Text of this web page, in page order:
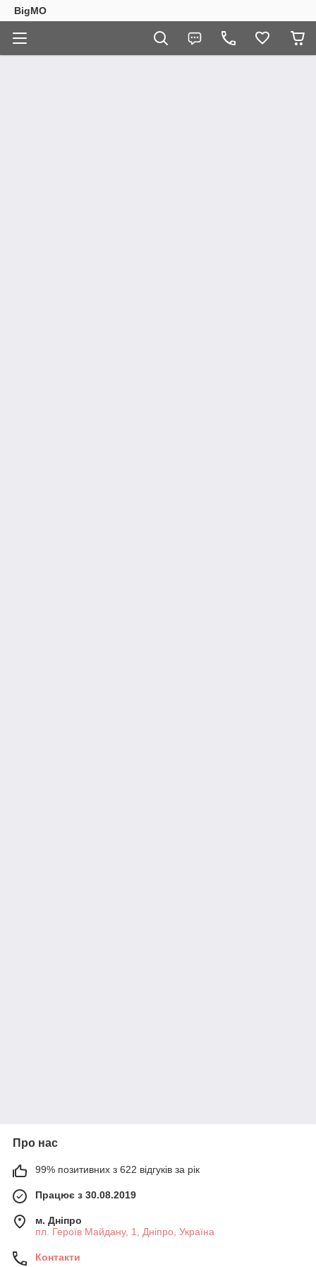
BigMO
Про нас
99% позитивних з 622 відгуків за рік
Працює з 30.08.2019
м. Дніпро
пл. Героїв Майдану, 1, Дніпро, Україна
Контакти